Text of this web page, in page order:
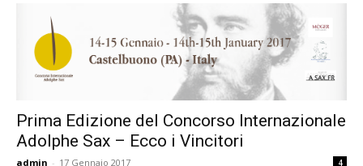
Prima Edizione del Concorso Internazionale
Adolphe Sax – Ecco i Vincitori
admin - 17 Gennaio 2017 4